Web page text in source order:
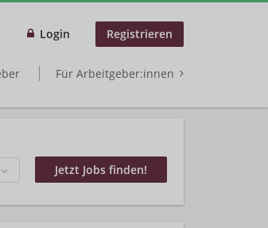
Login Registrieren
Für Arbeitgeber:innen